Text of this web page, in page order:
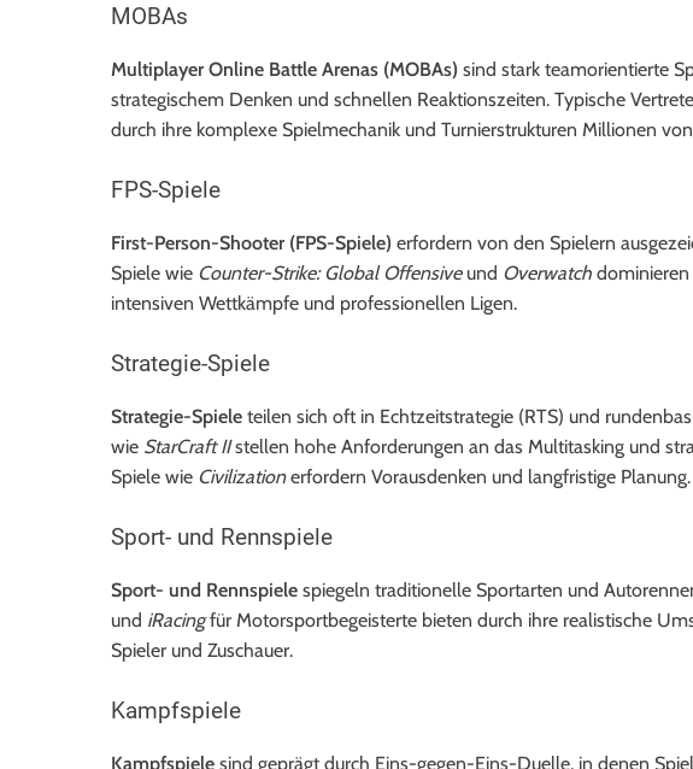
MOBAs
Multiplayer Online Battle Arenas (MOBAs) sind stark teamorientierte
strategischem Denken und schnellen Reaktionszeiten. Typische
durch ihre komplexe Spielmechanik und Turnierstrukturen Millionen
FPS-Spiele
First-Person-Shooter (FPS-Spiele) erfordern von den Spielern
Spiele wie Counter-Strike: Global Offensiveund Overwatch dominieren
intensiven Wettkämpfe und professionellen Ligen.
Strategie-Spiele
Strategie-Spiele teilen sich oft in Echtzeitstrategie (RTS) und
wie StarCraft IIstellen hohe Anforderungen an das Multitasking und
Spiele wie Civilizationerfordern Vorausdenken und langfristige Planung.
Sport- und Rennspiele
Sport- und Rennspiele spiegeln traditionelle Sportarten und
und iRacingfür Motorsportbegeisterte bieten durch ihre realistische
Spieler und Zuschauer.
Kampfspiele
Kampfspiele sind geprägt durch Eins-gegen-Eins-Duelle, in denen